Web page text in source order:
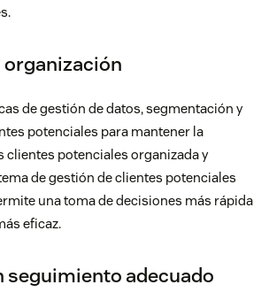
organización
de gestión de datos, segmentación y
potenciales para mantener la
clientes potenciales organizada y
de gestión de clientes potenciales
una toma de decisiones más rápida
eficaz.
seguimiento adecuado